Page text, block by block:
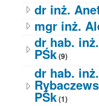
dr inż.
mgr inż.
dr hab.
PŚk(9)
dr hab.
PŚk(1)